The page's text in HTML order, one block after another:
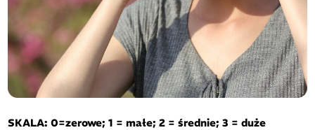
SKALA: 0=zerowe; 1 = małe; 2 = średnie; 3 = duże